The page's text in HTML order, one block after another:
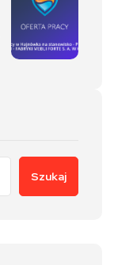
Szukaj